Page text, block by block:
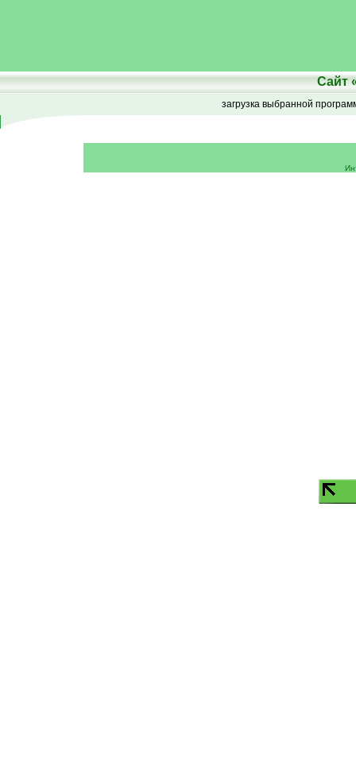
Сайт
загрузка выбранной